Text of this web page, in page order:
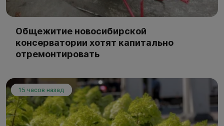
Общежитие новосибирской
консерватории хотят капитально
отремонтировать
15 часов назад